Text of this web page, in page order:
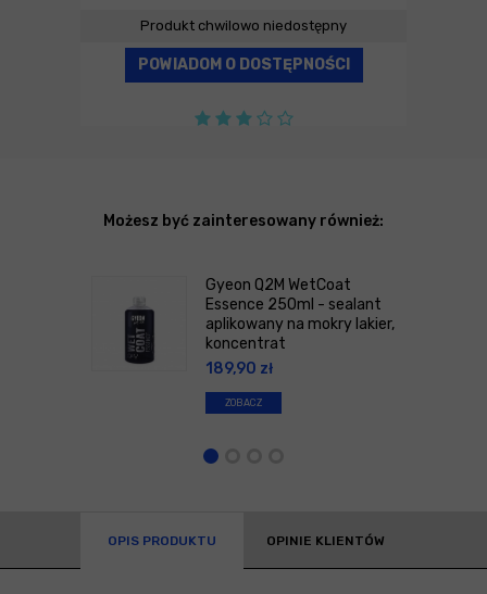
Produkt chwilowo niedostępny
POWIADOM O DOSTĘPNOŚCI
Możesz być zainteresowany również:
Gyeon Q2M WetCoat
Essence 250ml - sealant
aplikowany na mokry lakier,
koncentrat
189,90 zł
ZOBACZ
OPIS PRODUKTU OPINIE KLIENTÓW